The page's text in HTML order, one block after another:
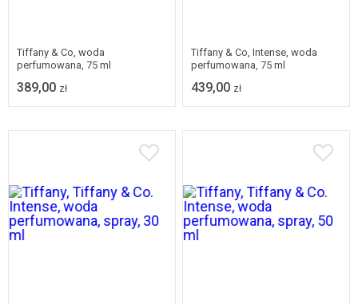
Tiffany & Co, woda
perfumowana, 75 ml
389,00 zł
Tiffany & Co, Intense, woda
perfumowana, 75 ml
439,00 zł